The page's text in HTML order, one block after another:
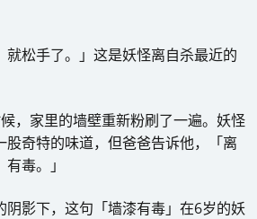
就松手了。」这是妖怪离自杀最近的
，家里的墙壁重新粉刷了一遍。妖怪
股奇特的味道，但爸爸告诉他，「离
毒。」
阴影下，这句「墙漆有毒」在6岁的妖